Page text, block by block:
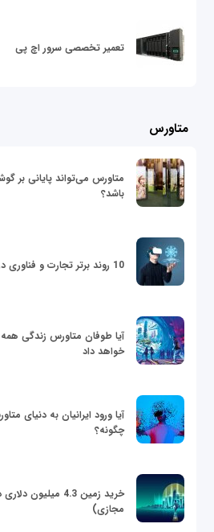
تعمیر تخصصی سرور اچ پی
متاورس
متاورس می‌تواند پایانی بر
باشد؟
10 روند برتر تجارت و فناوری در سال 2022
آیا طوفان متاورس زندگی همه
خواهد داد
آیا ورود ایرانیان به دنیای
چگونه؟
خرید زمین 4.3
مجازی)